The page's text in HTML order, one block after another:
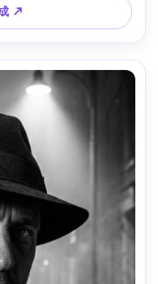
ープさ、映画的カラー
ar 4:5
↗